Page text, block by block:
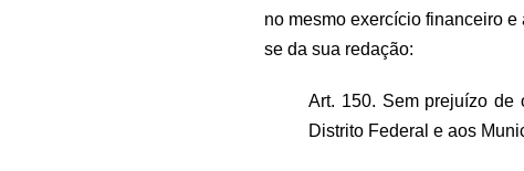
no mesmo exercício financeiro
se da sua redação:
Art. 150. Sem prejuízo de
Distrito Federal e aos